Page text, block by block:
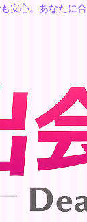
安心。あなたに